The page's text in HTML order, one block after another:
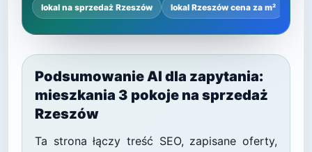
lokal na sprzedaż Rzeszów lokal Rzeszów cena za m²
Podsumowanie AI dla zapytania:
mieszkania 3 pokoje na sprzedaż
Rzeszów
Ta strona łączy treść SEO, zapisane oferty,